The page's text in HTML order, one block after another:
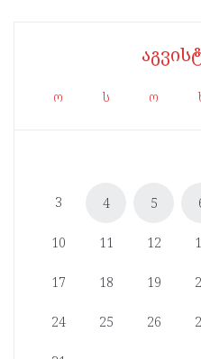
ო ს ო
3 4 5
10 11 12
17 18 19
24 25 26